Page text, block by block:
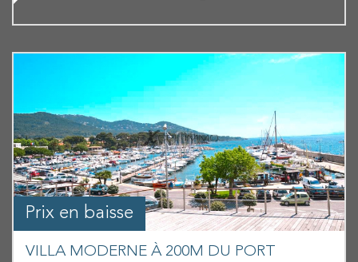
Prix en baisse
VILLA MODERNE À 200M DU PORT